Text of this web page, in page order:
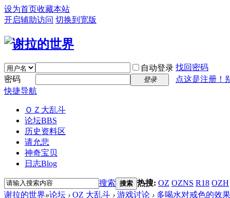
设为首页收藏本站
开启辅助访问 切换到宽版
自动登录 找回密码
密码
登录
点这是注册！
快捷导航
ＯＺ大乱斗
论坛BBS
历史资料区
请允悲
神奇宝贝
日志Blog
搜索 搜索 热搜: OZ OZNS R18 OZH
谢拉的世界»论坛 › OZ 大乱斗 › 游戏讨论 › 多喝水对戒色的效